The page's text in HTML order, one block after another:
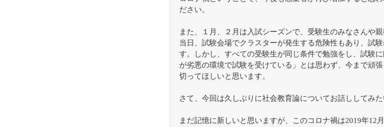
ださい。
また、１月、２月は入試シーズンで、受験生のみなさんや
当日、試験会場でクラスターが発生する危険性もあり、試
す。しかし、すべての受験生が同じ条件で勉強をし、試験
が劣悪の環境で試験を受けている」とは思わず、今まで頑
切ってほしいと思います。
さて、今回は久しぶりに社会教育論についてお話ししてみた
まだ記憶に新しいと思いますが、このコロナ禍は2019年12